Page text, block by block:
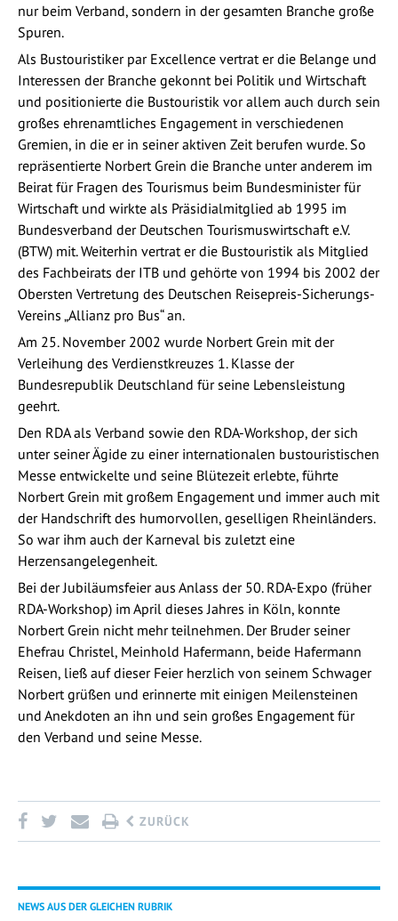
nur beim Verband, sondern in der gesamten Branche große
Spuren.
Als Bustouristiker par Excellence vertrat er die Belange und
Interessen der Branche gekonnt bei Politik und Wirtschaft
und positionierte die Bustouristik vor allem auch durch sein
großes ehrenamtliches Engagement in verschiedenen
Gremien, in die er in seiner aktiven Zeit berufen wurde. So
repräsentierte Norbert Grein die Branche unter anderem im
Beirat für Fragen des Tourismus beim Bundesminister für
Wirtschaft und wirkte als Präsidialmitglied ab 1995 im
Bundesverband der Deutschen Tourismuswirtschaft e.V.
(BTW) mit. Weiterhin vertrat er die Bustouristik als Mitglied
des Fachbeirats der ITB und gehörte von 1994 bis 2002 der
Obersten Vertretung des Deutschen Reisepreis-Sicherungs-
Vereins „Allianz pro Bus“ an.
Am 25. November 2002 wurde Norbert Grein mit der
Verleihung des Verdienstkreuzes 1. Klasse der
Bundesrepublik Deutschland für seine Lebensleistung
geehrt.
Den RDA als Verband sowie den RDA-Workshop, der sich
unter seiner Ägide zu einer internationalen bustouristischen
Messe entwickelte und seine Blütezeit erlebte, führte
Norbert Grein mit großem Engagement und immer auch mit
der Handschrift des humorvollen, geselligen Rheinländers.
So war ihm auch der Karneval bis zuletzt eine
Herzensangelegenheit.
Bei der Jubiläumsfeier aus Anlass der 50. RDA-Expo (früher
RDA-Workshop) im April dieses Jahres in Köln, konnte
Norbert Grein nicht mehr teilnehmen. Der Bruder seiner
Ehefrau Christel, Meinhold Hafermann, beide Hafermann
Reisen, ließ auf dieser Feier herzlich von seinem Schwager
Norbert grüßen und erinnerte mit einigen Meilensteinen
und Anekdoten an ihn und sein großes Engagement für
den Verband und seine Messe.
ZURÜCK
NEWS AUS DER GLEICHEN RUBRIK